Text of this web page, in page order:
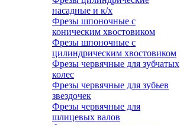
насадные и к/х
Фрезы шпоночные с
коническим хвостовиком
Фрезы шпоночные с
цилиндрическим хвостовиком
Фрезы червячные для зубчатых
колес
Фрезы червячные для зубьев
звездочек
Фрезы червячные для
шлицевых валов